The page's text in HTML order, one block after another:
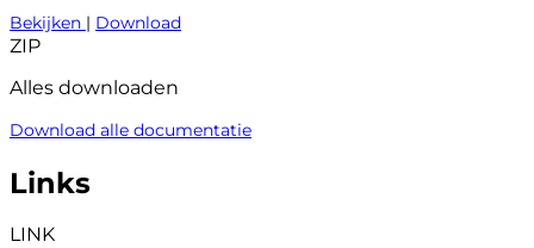
Bekijken | Download
ZIP
Alles downloaden
Download alle documentatie
Links
LINK